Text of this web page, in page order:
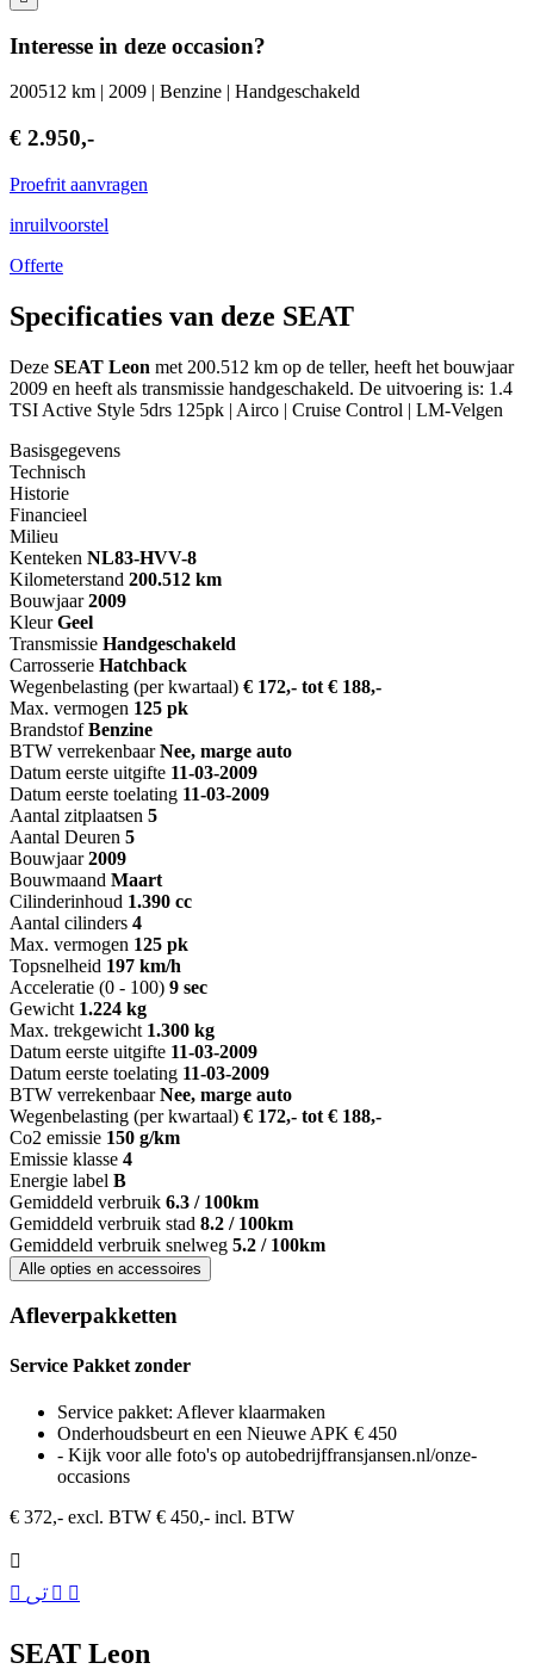
Interesse in deze occasion?
200512 km | 2009 | Benzine | Handgeschakeld
€ 2.950,-
Proefrit aanvragen
inruilvoorstel
Offerte
Specificaties van deze SEAT
Deze SEAT Leon met 200.512 km op de teller, heeft het bouwjaar
2009 en heeft als transmissie handgeschakeld. De uitvoering is: 1.4
TSI Active Style 5drs 125pk | Airco | Cruise Control | LM-Velgen
Basisgegevens
Technisch
Historie
Financieel
Milieu
Kenteken NL83-HVV-8
Kilometerstand 200.512 km
Bouwjaar 2009
Kleur Geel
Transmissie Handgeschakeld
Carrosserie Hatchback
Wegenbelasting (per kwartaal) € 172,- tot € 188,-
Max. vermogen 125 pk
Brandstof Benzine
BTW verrekenbaar Nee, marge auto
Datum eerste uitgifte 11-03-2009
Datum eerste toelating 11-03-2009
Aantal zitplaatsen 5
Aantal Deuren 5
Bouwjaar 2009
Bouwmaand Maart
Cilinderinhoud 1.390 cc
Aantal cilinders 4
Max. vermogen 125 pk
Topsnelheid 197 km/h
Acceleratie (0 - 100) 9 sec
Gewicht 1.224 kg
Max. trekgewicht 1.300 kg
Datum eerste uitgifte 11-03-2009
Datum eerste toelating 11-03-2009
BTW verrekenbaar Nee, marge auto
Wegenbelasting (per kwartaal) € 172,- tot € 188,-
Co2 emissie 150 g/km
Emissie klasse 4
Energie label B
Gemiddeld verbruik 6.3 / 100km
Gemiddeld verbruik stad 8.2 / 100km
Gemiddeld verbruik snelweg 5.2 / 100km
Alle opties en accessoires
Afleverpakketten
Service Pakket zonder
Service pakket: Aflever klaarmaken
Onderhoudsbeurt en een Nieuwe APK € 450
- Kijk voor alle foto's op autobedrijffransjansen.nl/onze-
occasions
€ 372,- excl. BTW € 450,- incl. BTW
SEAT Leon